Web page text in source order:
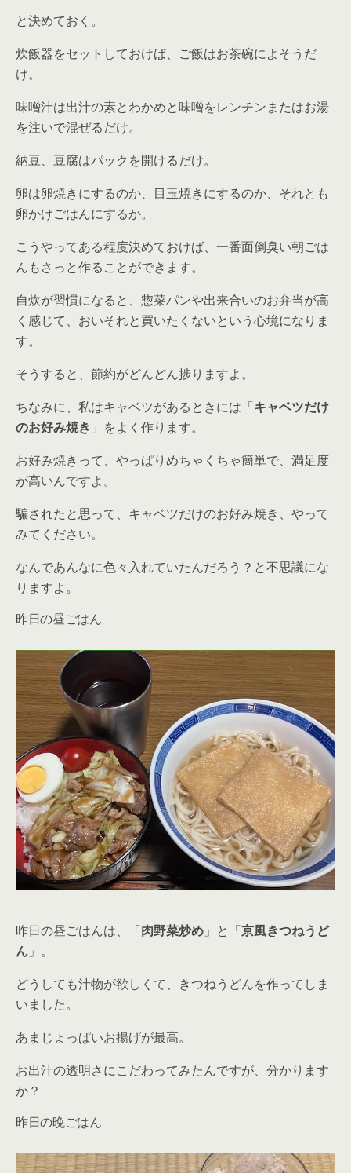
と決めておく。
炊飯器をセットしておけば、ご飯はお茶碗によそうだ
け。
味噌汁は出汁の素とわかめと味噌をレンチンまたはお湯
を注いで混ぜるだけ。
納豆、豆腐はパックを開けるだけ。
卵は卵焼きにするのか、目玉焼きにするのか、それとも
卵かけごはんにするか。
こうやってある程度決めておけば、一番面倒臭い朝ごは
んもさっと作ることができます。
自炊が習慣になると、惣菜パンや出来合いのお弁当が高
く感じて、おいそれと買いたくないという心境になりま
す。
そうすると、節約がどんどん捗りますよ。
ちなみに、私はキャベツがあるときには「キャベツだけ
のお好み焼き 」をよく作ります。
お好み焼きって、やっぱりめちゃくちゃ簡単で、満足度
が高いんですよ。
騙されたと思って、キャベツだけのお好み焼き、やって
みてください。
なんであんなに色々入れていたんだろう？と不思議にな
りますよ。
昨日の昼ごはん
昨日の昼ごはんは、「肉野菜炒め 」と「京風きつねうど
ん 」。
どうしても汁物が欲しくて、きつねうどんを作ってしま
いました。
あまじょっぱいお揚げが最高。
お出汁の透明さにこだわってみたんですが、分かります
か？
昨日の晩ごはん